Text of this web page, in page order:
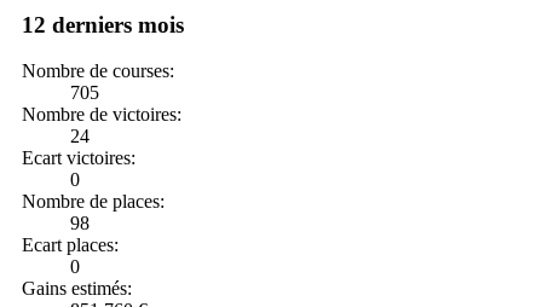
12 derniers mois
Nombre de courses:
705
Nombre de victoires:
24
Ecart victoires:
0
Nombre de places:
98
Ecart places:
0
Gains estimés: